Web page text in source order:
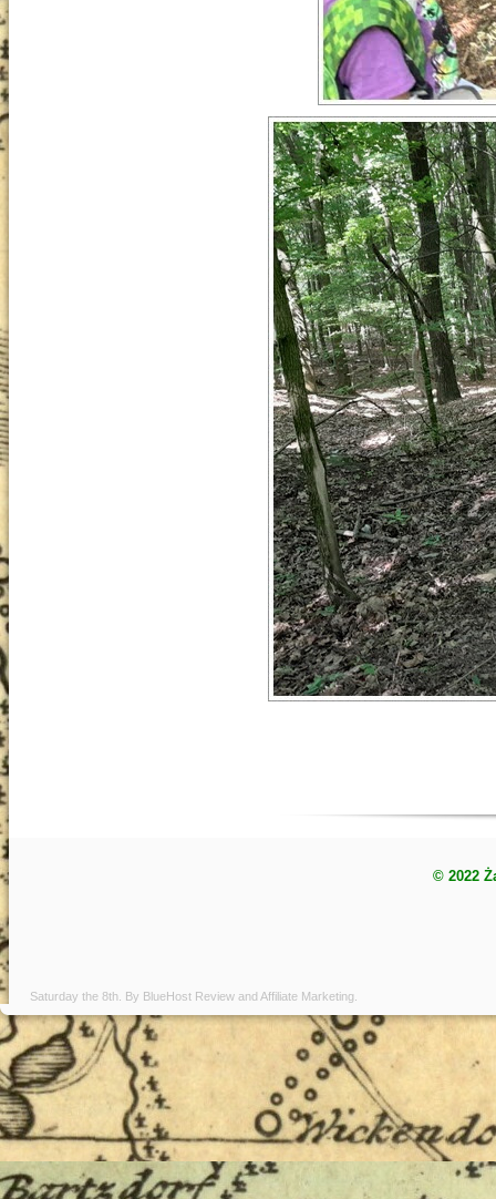
© 2022
Saturday the 8th. By BlueHost Review andAffiliate Marketing